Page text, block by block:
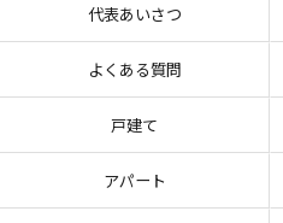
代表あいさつ
よくある質問
戸建て
アパート